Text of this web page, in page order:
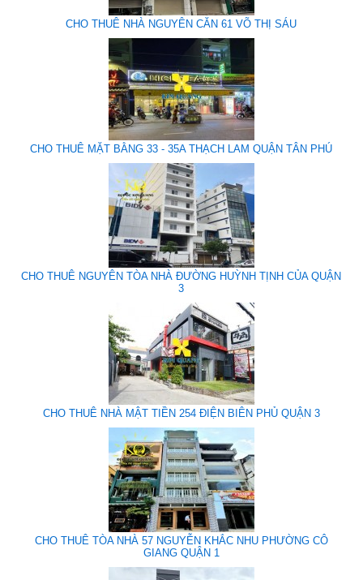
CHO THUÊ NHÀ NGUYÊN CĂN 61 VÕ THỊ SÁU
CHO THUÊ MẶT BẰNG 33 - 35A THẠCH LAM QUẬN TÂN PHÚ
CHO THUÊ NGUYÊN TÒA NHÀ ĐƯỜNG HUỲNH TỊNH CỦA QUẬN
3
CHO THUÊ NHÀ MẬT TIỀN 254 ĐIỆN BIÊN PHỦ QUẬN 3
CHO THUÊ TÒA NHÀ 57 NGUYỄN KHẮC NHU PHƯỜNG CÔ
GIANG QUẬN 1